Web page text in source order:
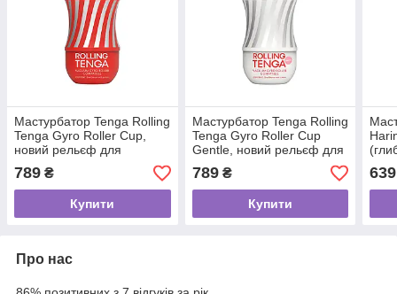
Мастурбатор Tenga Rolling
Tenga Gyro Roller Cup,
новий рельєф для
стимуляції обертанням
789 ₴
Купити
Мастурбатор Tenga Rolling
Tenga Gyro Roller Cup
Gentle, новий рельєф для
стимуляції обертанням
789₴
Купити
639
Про нас